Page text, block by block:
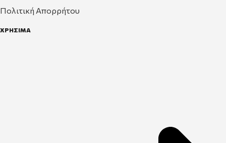
Πολιτική Απορρήτου
ΧΡΗΣΙΜΑ